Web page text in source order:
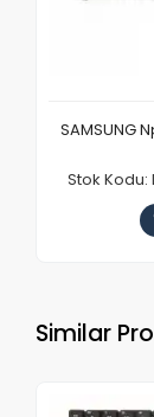
SAMSUNG
Stok Kodu:
Similar